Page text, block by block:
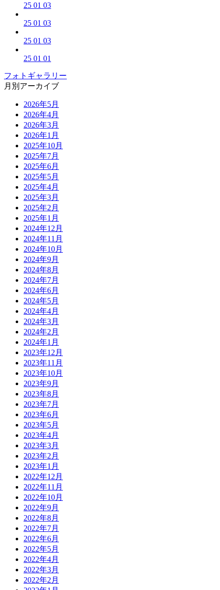
25 01 03
25 01 03
25 01 03
25 01 01
フォトギャラリー
月別アーカイブ
2026年5月
2026年4月
2026年3月
2026年1月
2025年10月
2025年7月
2025年6月
2025年5月
2025年4月
2025年3月
2025年2月
2025年1月
2024年12月
2024年11月
2024年10月
2024年9月
2024年8月
2024年7月
2024年6月
2024年5月
2024年4月
2024年3月
2024年2月
2024年1月
2023年12月
2023年11月
2023年10月
2023年9月
2023年8月
2023年7月
2023年6月
2023年5月
2023年4月
2023年3月
2023年2月
2023年1月
2022年12月
2022年11月
2022年10月
2022年9月
2022年8月
2022年7月
2022年6月
2022年5月
2022年4月
2022年3月
2022年2月